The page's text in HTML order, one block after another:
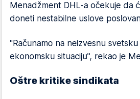
Menadžment DHL-a očekuje da
doneti nestabilne uslove
"Računamo na neizvesnu
ekonomsku situaciju", rekao je
Oštre kritike sindikata